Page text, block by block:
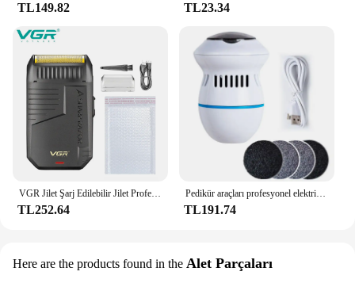
TL149.82 TL23.34
VGR Jilet Şarj Edilebilir Jilet Profesyonel Sakal Düzeltici Elektrikli Tıraş Makinesi Karşılıklı Hareket Tıraş Makinesi Bitirme Erkek Tıraş Makinesi V-375
TL252.64
Pedikür araçları profesyonel elektrikli ayak ölü cilt sökücü ayak Scrubber ayak dosya ating topuklar öğütücü için nasır sökücü
TL191.74
Here are the products found in the Alet Parçaları